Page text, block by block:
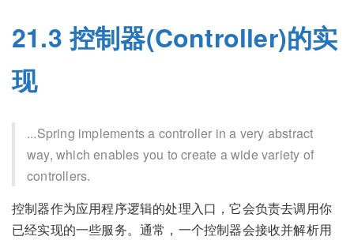
21.3 控制器(Controller)的实
现
...Spring implements a controller in a very abstract
way, which enables you to create a wide variety of
controllers.
控制器作为应用程序逻辑的处理入口，它会负责去调用你
已经实现的一些服务。通常，一个控制器会接收并解析用